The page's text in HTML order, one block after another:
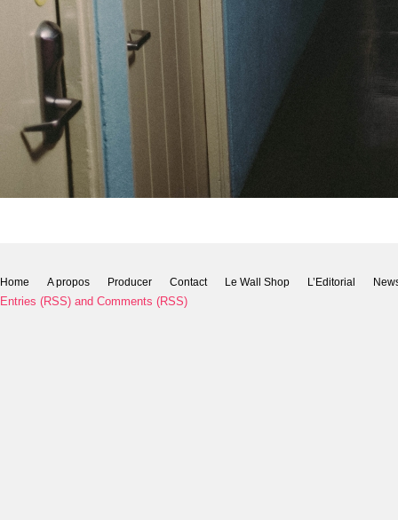
Home A propos Producer Contact Le Wall Shop L’Editorial
Entries (RSS) and Comments (RSS)